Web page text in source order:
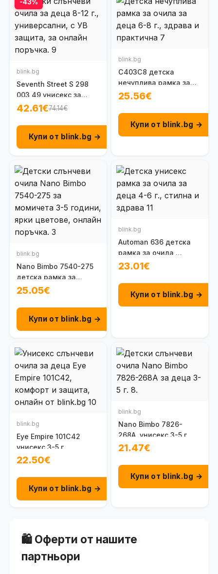
-43%
blink.bg
Seventh Street S 298
003 49 унисекс за
деца на 8-12г.
42.61€74.14€
Купи от blink.bg →
blink.bg
C403C8 детска
нечуплива рамка за
очила 6-8 г.
25.56€
Купи от blink.bg →
blink.bg
Nano Bimbo 7540-275
детска рамка за
момиче 3 - 5 г.
25.05€
Купи от blink.bg →
blink.bg
Automan 636 детска
рамка за очила,
унисекс 4 - 6 г.
23.01€
Купи от blink.bg →
blink.bg
Eye Empire 101C42
унисекс 3-5 г.
22.50€
Купи от blink.bg →
blink.bg
Nano Bimbo 7826-
268А, унисекс 3-5 г.
21.47€
Купи от blink.bg →
🛍️ Оферти от нашите
партньори